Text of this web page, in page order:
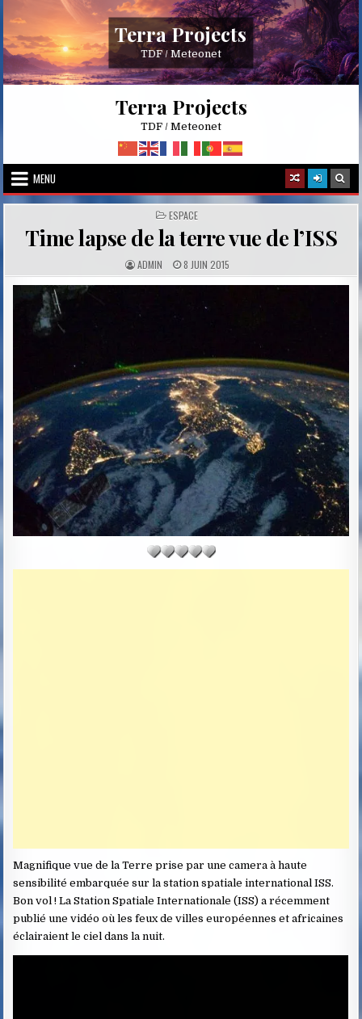
content
Terra Projects
TDF / Meteonet
Terra Projects
TDF / Meteonet
MENU
POSTED
IN
ESPACE
Time lapse de la terre vue de l’ISS
A
U
T
R
ADMIN P
U
B
A
T
E
:
8 JUIN 2015
Magnifique vue de la Terre prise par une camera à haute
sensibilité embarquée sur la station spatiale international ISS.
Bon vol ! La Station Spatiale Internationale (ISS) a récemment
publié une vidéo où les feux de villes européennes et africaines
éclairaient le ciel dans la nuit.